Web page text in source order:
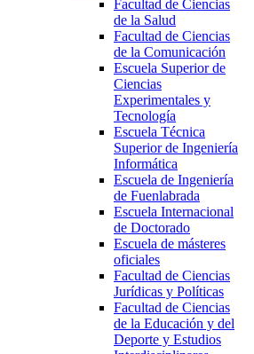
Facultad de Ciencias
de la Salud
Facultad de Ciencias
de la Comunicación
Escuela Superior de
Ciencias
Experimentales y
Tecnología
Escuela Técnica
Superior de Ingeniería
Informática
Escuela de Ingeniería
de Fuenlabrada
Escuela Internacional
de Doctorado
Escuela de másteres
oficiales
Facultad de Ciencias
Jurídicas y Políticas
Facultad de Ciencias
de la Educación y del
Deporte y Estudios